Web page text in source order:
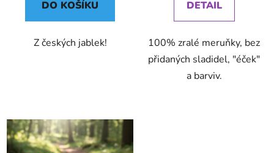
DO KOŠÍKU
Z českých jablek!
DETAIL
100% zralé meruňky, bez
přidaných sladidel, "éček"
a barviv.